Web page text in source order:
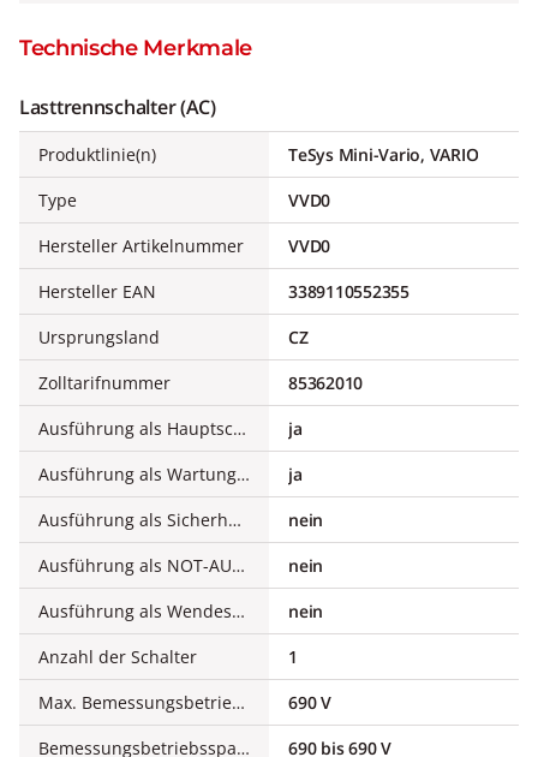
Technische Merkmale
Lasttrennschalter (AC)
Produktlinie(n)
TeSys Mini-Vario, VARIO
Type
VVD0
Hersteller Artikelnummer
VVD0
Hersteller EAN
3389110552355
Ursprungsland
CZ
Zolltarifnummer
85362010
Ausführung als Hauptschalter
ja
Ausführung als Wartungs-/Reparaturschalter
ja
Ausführung als Sicherheitsschalter
nein
Ausführung als NOT-AUS-Einrichtung
nein
Ausführung als Wendeschalter
nein
Anzahl der Schalter
1
Max. Bemessungsbetriebsspannung Ue bei AC
690 V
Bemessungsbetriebsspannung
690 bis 690 V